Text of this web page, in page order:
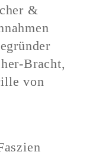
&
Bracht,
von